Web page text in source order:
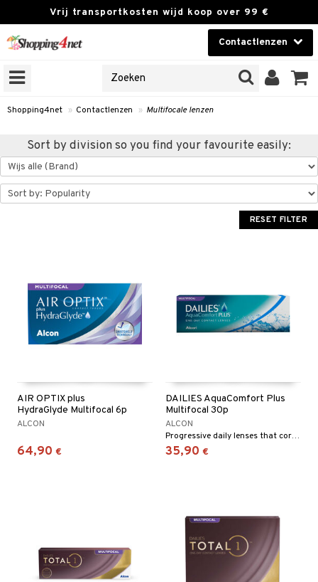
Vrij transportkosten wijd koop over 99 €
Contactlenzen
Contactlenzen
Brands
Shopping4net » Contactlenzen » Multifocale lenzen
Sort by division so you find your favourite easily:
RESET FILTER
AIR OPTIX plus
HydraGlyde Multifocal 6p
ALCON
64,90 €
DAILIES AquaComfort Plus
Multifocal 30p
ALCON
Progressive daily lenses that correct your presbyopia
35,90 €
KIES LENS
langdurig gebruik
lenzen
een product